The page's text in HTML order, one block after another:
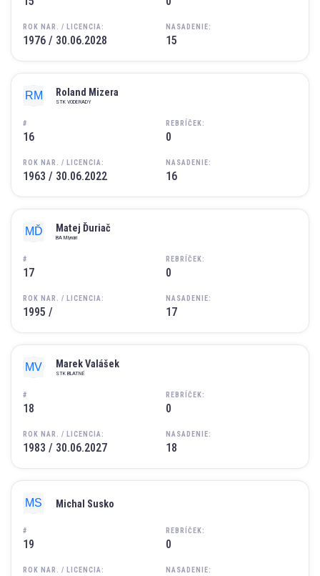
ROK NAR. / LICENCIA:
1976 / 30.06.2028
NASADENIE:
15
#
16
Roland Mizera
STK VODERADY
ROK NAR. / LICENCIA:
1963 / 30.06.2022
REBRÍČEK:
0
NASADENIE:
16
#
17
Matej Ďuriač
BA Mlynári
ROK NAR. / LICENCIA:
1995 /
REBRÍČEK:
0
NASADENIE:
17
#
18
Marek Valášek
STK BLATNÉ
ROK NAR. / LICENCIA:
1983 / 30.06.2027
REBRÍČEK:
0
NASADENIE:
18
#
19
Michal Susko
ROK NAR. / LICENCIA:
REBRÍČEK:
0
NASADENIE: